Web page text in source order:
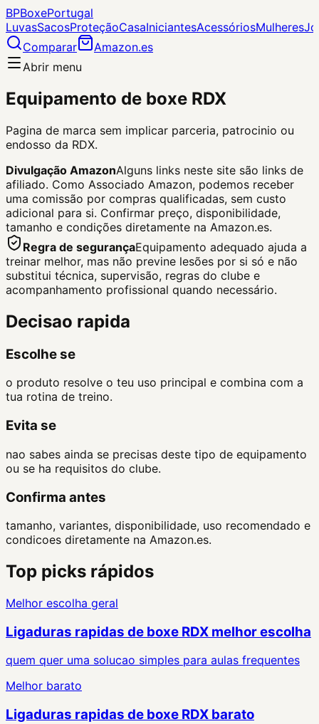
BPBoxePortugal
LuvasSacosProteçãoCasaIniciantesAcessóriosMulheres
Comparar
Amazon.es
Abrir menu
Equipamento de boxe RDX
Pagina de marca sem implicar parceria, patrocinio ou
endosso da RDX.
Divulgação AmazonAlguns links neste site são links de
afiliado. Como Associado Amazon, podemos receber
uma comissão por compras qualificadas, sem custo
adicional para si. Confirmar preço, disponibilidade,
tamanho e condições diretamente na Amazon.es.
Regra de segurançaEquipamento adequado ajuda a
treinar melhor, mas não previne lesões por si só e não
substitui técnica, supervisão, regras do clube e
acompanhamento profissional quando necessário.
Decisao rapida
Escolhe se
o produto resolve o teu uso principal e combina com a
tua rotina de treino.
Evita se
nao sabes ainda se precisas deste tipo de equipamento
ou se ha requisitos do clube.
Confirma antes
tamanho, variantes, disponibilidade, uso recomendado e
condicoes diretamente na Amazon.es.
Top picks rápidos
Melhor escolha geral
Ligaduras rapidas de boxe RDX melhor escolha
quem quer uma solucao simples para aulas frequentes
Melhor barato
Ligaduras rapidas de boxe RDX barato